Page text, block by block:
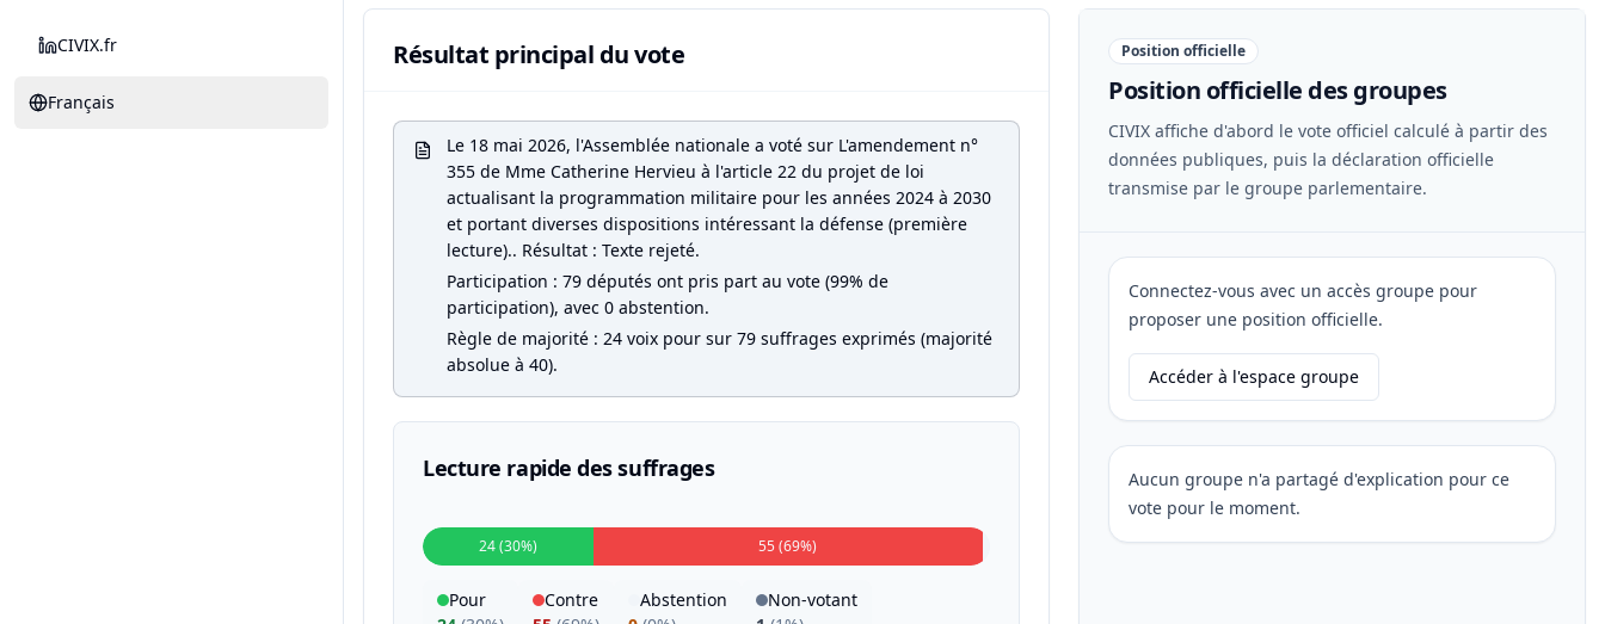
CIVIX.fr
Français
Résultat principal du vote
Le 18 mai 2026, l'Assemblée nationale a voté sur L'amendement n°
355 de Mme Catherine Hervieu à l'article 22 du projet de loi
actualisant la programmation militaire pour les années 2024 à 2030
et portant diverses dispositions intéressant la défense (première
lecture).. Résultat : Texte rejeté.
Participation : 79 députés ont pris part au vote (99% de
participation), avec 0 abstention.
Règle de majorité : 24 voix pour sur 79 suffrages exprimés (majorité
absolue à 40).
Lecture rapide des suffrages
24 (30%) 55 (69%)
Pour
Contre
Abstention
Non-votant
Position officielle
Position officielle des groupes
CIVIX affiche d'abord le vote officiel calculé à partir des
données publiques, puis la déclaration officielle
transmise par le groupe parlementaire.
Connectez-vous avec un accès groupe pour
proposer une position officielle.
Accéder à l'espace groupe
Aucun groupe n'a partagé d'explication pour ce
vote pour le moment.